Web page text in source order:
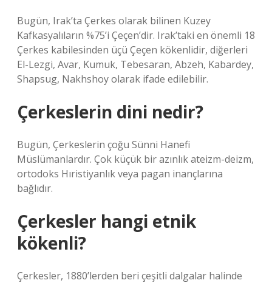
Bugün, Irak’ta Çerkes olarak bilinen Kuzey
Kafkasyalıların %75’i Çeçen’dir. Irak’taki en önemli 18
Çerkes kabilesinden üçü Çeçen kökenlidir, diğerleri
El-Lezgi, Avar, Kumuk, Tebesaran, Abzeh, Kabardey,
Shapsug, Nakhshoy olarak ifade edilebilir.
Çerkeslerin dini nedir?
Bugün, Çerkeslerin çoğu Sünni Hanefi
Müslümanlardır. Çok küçük bir azınlık ateizm-deizm,
ortodoks Hıristiyanlık veya pagan inançlarına
bağlıdır.
Çerkesler hangi etnik
kökenli?
Çerkesler, 1880’lerden beri çeşitli dalgalar halinde